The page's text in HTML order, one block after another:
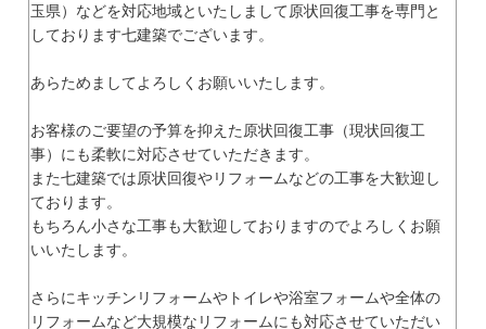
玉県）などを対応地域といたしまして原状回復工事を専門と
しております七建築でございます。
あらためましてよろしくお願いいたします。
お客様のご要望の予算を抑えた原状回復工事（現状回復工
事）にも柔軟に対応させていただきます。
また七建築では原状回復やリフォームなどの工事を大歓迎し
ております。
もちろん小さな工事も大歓迎しておりますのでよろしくお願
いいたします。
さらにキッチンリフォームやトイレや浴室フォームや全体の
リフォームなど大規模なリフォームにも対応させていただい